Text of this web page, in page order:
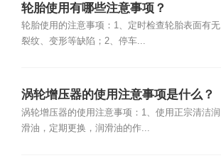
轮胎使用有哪些注意事项？
轮胎使用的注意事项：1、定时检查轮胎表面有无
裂纹、变形等缺陷；2、停车...
涡轮增压器的使用注意事项是什么？
涡轮增压器的使用注意事项：1、使用正宗清洁润
滑油，定期更换，润滑油的作...